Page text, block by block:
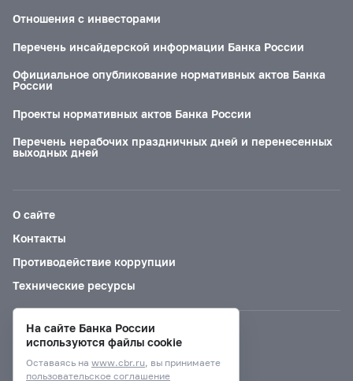
Отношения с инвесторами
Перечень инсайдерской информации Банка России
Официальное опубликование нормативных актов Банка
России
Проекты нормативных актов Банка России
Перечень нерабочих праздничных дней и перенесенных
выходных дней
О сайте
Контакты
Противодействие коррупции
Технические ресурсы
Версия для слабовидящих
На сайте Банка России
используются файлы cookie
Оставаясь на www.cbr.ru, вы принимаете
пользовательское соглашение